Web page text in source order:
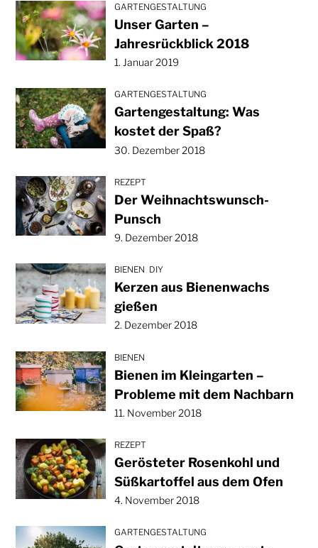
GARTENGESTALTUNG
Unser Garten –
Jahresrückblick 2018
1. Januar 2019
GARTENGESTALTUNG
Gartengestaltung: Was
kostet der Spaß?
30. Dezember 2018
REZEPT
Der Weihnachtswunsch-
Punsch
9. Dezember 2018
BIENEN DIY
Kerzen aus Bienenwachs
gießen
2. Dezember 2018
BIENEN
Bienen im Kleingarten –
Probleme mit dem Nachbarn
11. November 2018
REZEPT
Gerösteter Rosenkohl und
Süßkartoffel aus dem Ofen
4. November 2018
GARTENGESTALTUNG